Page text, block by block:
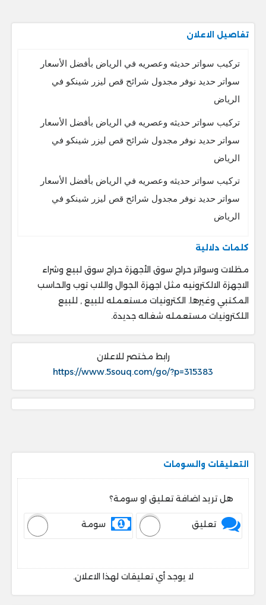
تفاصيل الاعلان
تركيب سواتر حديثه وعصريه في الرياض بأفضل الأسعار
سواتر حديد نوفر مجدول شرائح قص ليزر شينكو في
الرياض
تركيب سواتر حديثه وعصريه في الرياض بأفضل الأسعار
سواتر حديد نوفر مجدول شرائح قص ليزر شينكو في
الرياض
تركيب سواتر حديثه وعصريه في الرياض بأفضل الأسعار
سواتر حديد نوفر مجدول شرائح قص ليزر شينكو في
الرياض
كلمات دلالية
مظلات وسواتر حراج سوق الأجهزة حراج سوق لبيع وشراء
الاجهزة الالكترونيه مثل اجهزة الجوال واللاب توب والحاسب
المكتبي وغيرها. الكترونيات مستعمله للبيع , للبيع
اللكترونيات مستعمله شغاله جديدة.
رابط مختصر للاعلان
https://www.5souq.com/go/?p=315383
التعليقات والسومات
هل تريد اضافة تعليق او سومة؟
تعليق سومة
لا يوجد أي تعليقات لهذا الاعلان.